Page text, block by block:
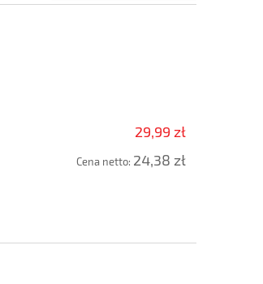
29,99 zł
Cena netto: 24,38 zł